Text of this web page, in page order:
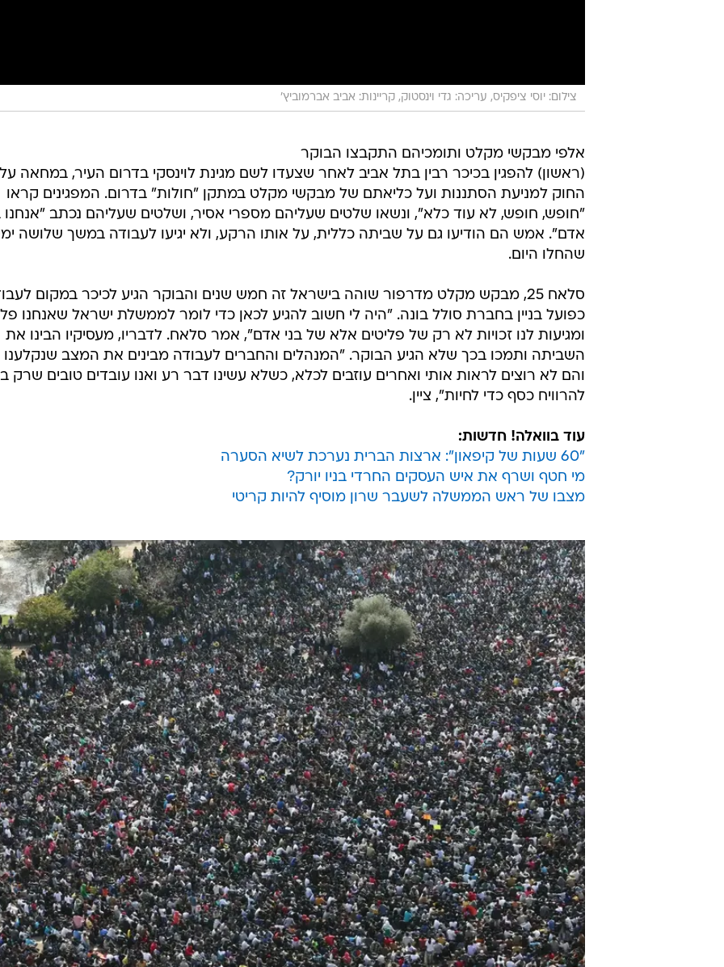
צילום: יוסי ציפקיס, עריכה: גדי וינסטוק, קריינות: אביב אברמוביץ'
אלפי מבקשי מקלט ותומכיהם התקבצו הבוקר
(ראשון) להפגין בכיכר רבין בתל אביב לאחר שצעדו לשם מגינת לוינסקי בדרום העיר, במחאה על
החוק למניעת הסתננות ועל כליאתם של מבקשי מקלט במתקן "חולות" בדרום. המפגינים קראו
"חופש, חופש, לא עוד כלא", ונשאו שלטים שעליהם מספרי אסיר, ושלטים שעליהם נכתב "אנחנו
אדם". אמש הם הודיעו גם על שביתה כללית, על אותו הרקע, ולא יגיעו לעבודה במשך שלושה
שהחלו היום.
סלאח 25, מבקש מקלט מדרפור שוהה בישראל זה חמש שנים והבוקר הגיע לכיכר במקום
כפועל בניין בחברת סולל בונה. "היה לי חשוב להגיע לכאן כדי לומר לממשלת ישראל שאנחנו
ומגיעות לנו זכויות לא רק של פליטים אלא של בני אדם", אמר סלאח. לדבריו, מעסיקיו הבינו את
השביתה ותמכו בכך שלא הגיע הבוקר. "המנהלים והחברים לעבודה מבינים את המצב שנקלענו
והם לא רוצים לראות אותי ואחרים עוזבים לכלא, כשלא עשינו דבר רע ואנו עובדים טובים שרק
להרוויח כסף כדי לחיות", ציין.
עוד בוואלה! חדשות:
"60 שעות של קיפאון": ארצות הברית נערכת לשיא הסערה
מי חטף ושרף את איש העסקים החרדי בניו יורק?
מצבו של ראש הממשלה לשעבר שרון מוסיף להיות קריטי